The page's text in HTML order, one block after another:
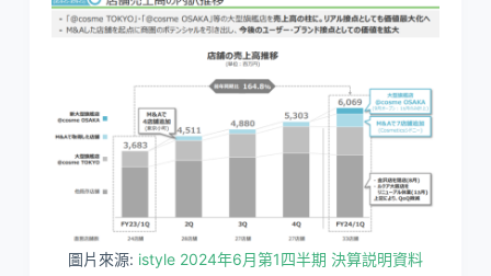
圖片來源: istyle 2024年6月第1四半期 決算説明資料